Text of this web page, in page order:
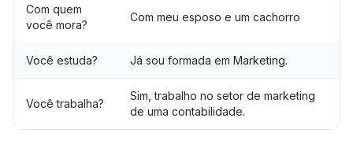
Com quem
você mora?
Com meu esposo e um cachorro
Você estuda? Já sou formada em Marketing.
Você trabalha?
Sim, trabalho no setor de marketing
de uma contabilidade.